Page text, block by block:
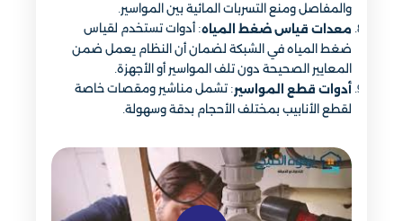
والمفاصل ومنع التسربات المائية بين المواسير.
معدات قياس ضغط المياه: أدوات تستخدم لقياس
ضغط المياه في الشبكة لضمان أن النظام يعمل ضمن
المعايير الصحيحة دون تلف المواسير أو الأجهزة.
أدوات قطع المواسير: تشمل مناشير ومقصات خاصة
لقطع الأنابيب بمختلف الأحجام بدقة وسهولة.